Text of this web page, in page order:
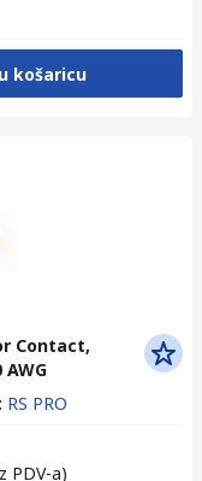
košaricu
Contact,
: RS PRO
PDV-a)